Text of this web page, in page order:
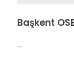
...